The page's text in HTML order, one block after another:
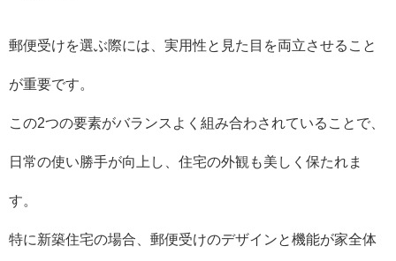
郵便受けを選ぶ際には、実用性と見た目を両立させること
が重要です。
この2つの要素がバランスよく組み合わされていることで、
日常の使い勝手が向上し、住宅の外観も美しく保たれま
す。
特に新築住宅の場合、郵便受けのデザインと機能が家全体